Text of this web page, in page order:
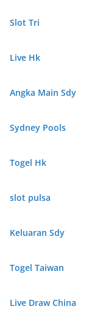
Slot Tri
Live Hk
Angka Main Sdy
Sydney Pools
Togel Hk
slot pulsa
Keluaran Sdy
Togel Taiwan
Live Draw China